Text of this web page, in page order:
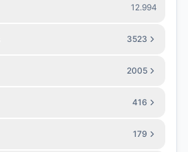
12.994
3523
2005
416
179